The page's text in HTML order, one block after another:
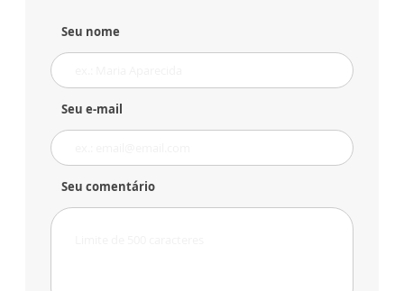
Seu nome
Seu e-mail
Seu comentário